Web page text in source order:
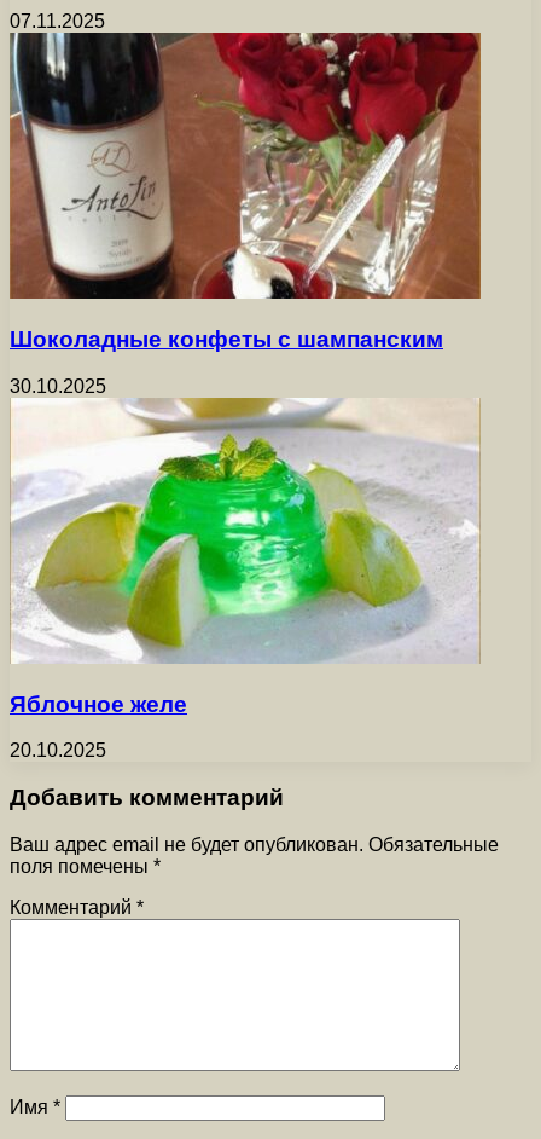
07.11.2025
Шоколадные конфеты с шампанским
30.10.2025
Яблочное желе
20.10.2025
Добавить комментарий
Ваш адрес email не будет опубликован. Обязательные
поля помечены *
Комментарий *
Имя *